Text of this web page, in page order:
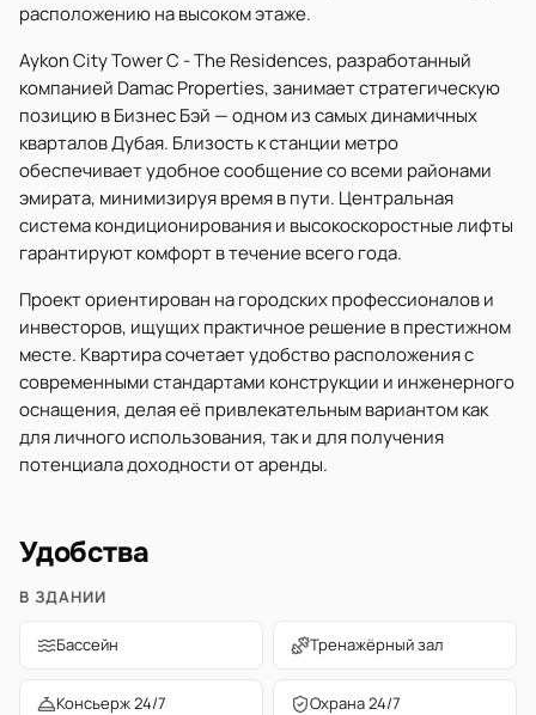
расположению на высоком этаже.
Aykon City Tower C - The Residences, разработанный
компанией Damac Properties, занимает стратегическую
позицию в Бизнес Бэй — одном из самых динамичных
кварталов Дубая. Близость к станции метро
обеспечивает удобное сообщение со всеми районами
эмирата, минимизируя время в пути. Центральная
система кондиционирования и высокоскоростные лифты
гарантируют комфорт в течение всего года.
Проект ориентирован на городских профессионалов и
инвесторов, ищущих практичное решение в престижном
месте. Квартира сочетает удобство расположения с
современными стандартами конструкции и инженерного
оснащения, делая её привлекательным вариантом как
для личного использования, так и для получения
потенциала доходности от аренды.
Удобства
В ЗДАНИИ
Бассейн Тренажёрный зал
Консьерж 24/7 Охрана 24/7